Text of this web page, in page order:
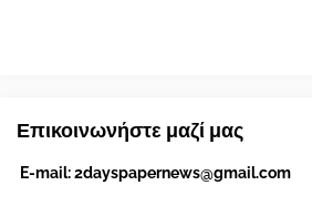
Επικοινωνήστε μαζί μας
E-mail:2dayspapernews@gmail.com